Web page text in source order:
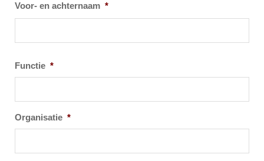
Voor- en achternaam *
Functie *
Organisatie *